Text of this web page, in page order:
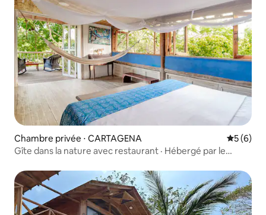
Chambre privée ⋅ CARTAGENA
5 (6)
Gîte dans la nature avec restaurant · Hébergé par le